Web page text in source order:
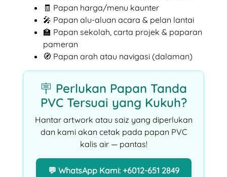
🧾 Papan harga/menu kaunter
🎤 Papan alu-aluan acara & pelan lantai
🏫 Papan sekolah, carta projek & paparan
pameran
🧭 Papan arah atau navigasi (dalaman)
🪧 Perlukan Papan Tanda
PVC Tersuai yang Kukuh?
Hantar artwork atau saiz yang diperlukan
dan kami akan cetak pada papan PVC
kalis air — pantas!
💬 WhatsApp Kami: +6012-651 2849